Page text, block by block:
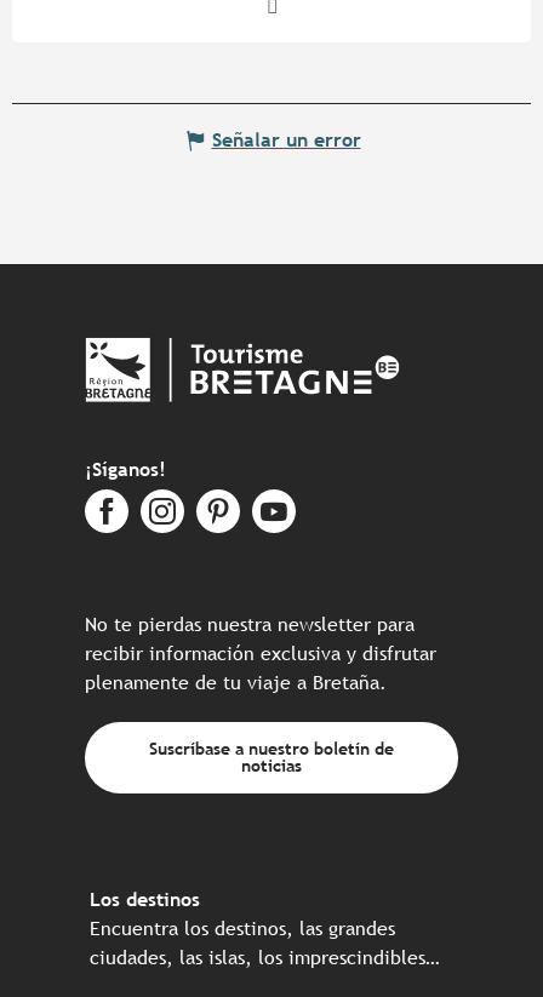
Señalar un error
¡Síganos!
No te pierdas nuestra newsletter para
recibir información exclusiva y disfrutar
plenamente de tu viaje a Bretaña.
Suscríbase a nuestro boletín de
noticias
Los destinos
Encuentra los destinos, las grandes
ciudades, las islas, los imprescindibles…